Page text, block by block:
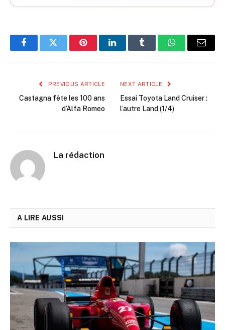
FacebookTwitter PinterestLinkedInTumblr WhatsAppEmail
PREVIOUS ARTICLE
Castagna fête les 100 ans
d’Alfa Romeo
NEXT ARTICLE
Essai Toyota Land Cruiser :
l’autre Land (1/4)
La rédaction
A LIRE AUSSI